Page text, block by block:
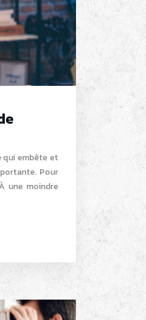
qui embête et
Pour
une moindre